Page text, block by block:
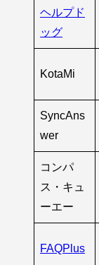
ヘルプド
ッグ
KotaMi
SyncAns
wer
コンパ
ス・キュ
ーエー
FAQPlus